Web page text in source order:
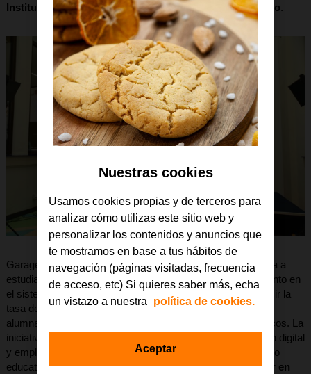
Institucionales de Orange en Andalucía, Raúl Maldonado.
GarageLab es una iniciativa de la Fundación Orange dirigida a
estudiantes con dificultades de adaptación y aprovechamiento en
el sistema educativo tradicional y tiene como objetivo reducir la
tasa de abandono escolar, incrementar la motivación del
alumnado e impulsar la mejora de sus resultados académicos. La
iniciativa se desarrolla a través de un entorno de fabricación digital
y empleando la cultura
maker, cuya aplicación en el proceso
educativo ha logradoreducir la tasa de abandono escolar en
Nuestras cookies
Usamos cookies propias y de terceros para
analizar cómo utilizas este sitio web y
personalizar los contenidos y anuncios que
te mostramos en base a tus hábitos de
navegación (páginas visitadas, frecuencia
de acceso, etc) Si quieres saber más, echa
un vistazo a nuestra
política de cookies.
Aceptar